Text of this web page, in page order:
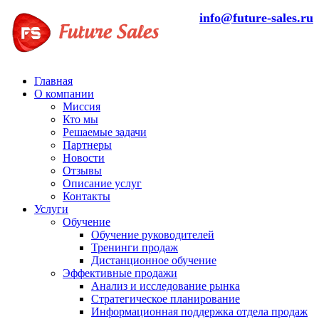
info@future-sales.ru
Главная
О компании
Миссия
Кто мы
Решаемые задачи
Партнеры
Новости
Отзывы
Описание услуг
Контакты
Услуги
Обучение
Обучение руководителей
Тренинги продаж
Дистанционное обучение
Эффективные продажи
Анализ и исследование рынка
Стратегическое планирование
Информационная поддержка отдела продаж